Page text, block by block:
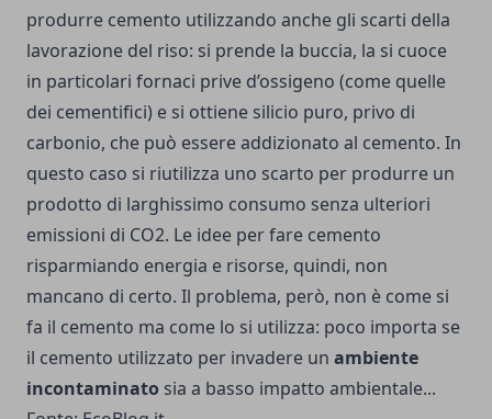
produrre cemento utilizzando anche gli scarti della
lavorazione del riso: si prende la buccia, la si cuoce
in particolari fornaci prive d’ossigeno (come quelle
dei cementifici) e si ottiene silicio puro, privo di
carbonio, che può essere addizionato al cemento. In
questo caso si riutilizza uno scarto per produrre un
prodotto di larghissimo consumo senza ulteriori
emissioni di CO2. Le idee per fare cemento
risparmiando energia e risorse, quindi, non
mancano di certo. Il problema, però, non è come si
fa il cemento ma come lo si utilizza: poco importa se
il cemento utilizzato per invadere un ambiente
incontaminato sia a basso impatto ambientale...